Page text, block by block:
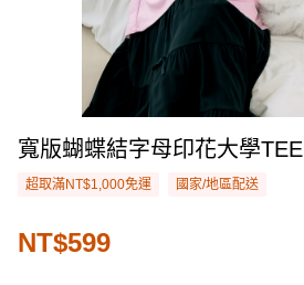
寬版蝴蝶結字母印花大學TEE
超取滿NT$1,000免運 國家/地區配送
NT$599